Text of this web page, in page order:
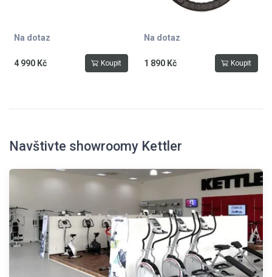
Na dotaz
4 990 Kč Koupit
Na dotaz
1 890 Kč Koupit
Navštivte showroomy Kettler